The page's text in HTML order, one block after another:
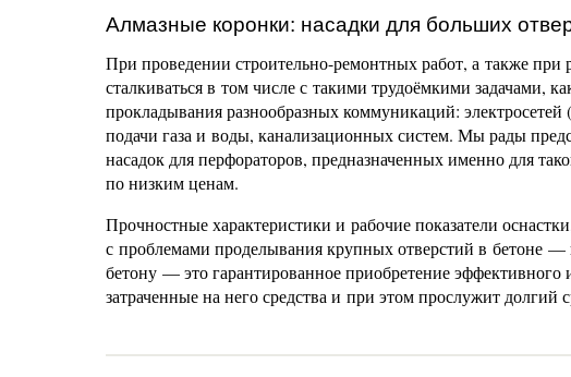
Алмазные коронки: насадки для больших
При проведении строительно-ремонтных работ, а также при
сталкиваться в том числе с такими трудоёмкими задачами,
прокладывания разнообразных коммуникаций:
подачи газа и воды, канализационных систем. Мы рады
насадок для перфораторов, предназначенных именно для
по низким ценам.
Прочностные характеристики и рабочие показатели
с проблемами проделывания крупных отверстий в бетоне
бетону — это гарантированное приобретение
затраченные на него средства и при этом прослужит долгий